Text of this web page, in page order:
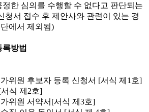
정한 심의를 수행할 수 없다고 판단되는
청서 접수 후 제안사와 관련이 있는 경
에서 제외됨)
방법
위원 후보자 등록 신청서 [서식 제1호]
식 제2호]
위원 서약서[서식 제3호]